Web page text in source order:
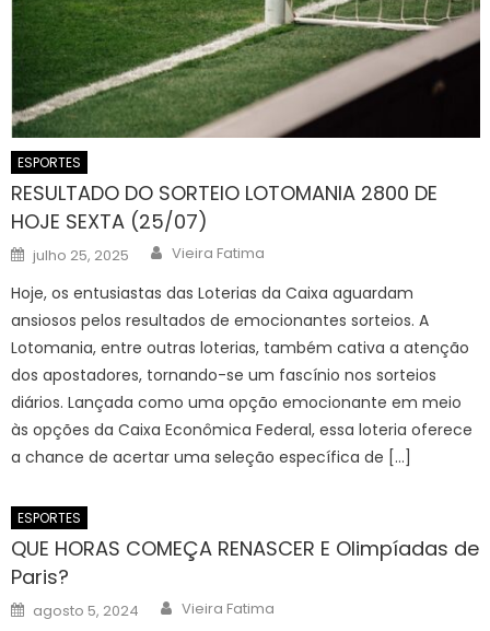
ESPORTES
RESULTADO DO SORTEIO LOTOMANIA 2800 DE
HOJE SEXTA (25/07)
Posted
on
julho 25, 2025 Author
Vieira Fatima
Hoje, os entusiastas das Loterias da Caixa aguardam
ansiosos pelos resultados de emocionantes sorteios. A
Lotomania, entre outras loterias, também cativa a atenção
dos apostadores, tornando-se um fascínio nos sorteios
diários. Lançada como uma opção emocionante em meio
às opções da Caixa Econômica Federal, essa loteria oferece
a chance de acertar uma seleção específica de […]
ESPORTES
QUE HORAS COMEÇA RENASCER E Olimpíadas de
Paris?
Posted
on
agosto 5, 2024 Author
Vieira Fatima